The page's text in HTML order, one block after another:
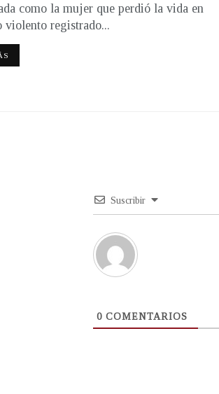
como la mujer que perdió la vida en
violento registrado...
Suscribir
0 COMENTARIOS